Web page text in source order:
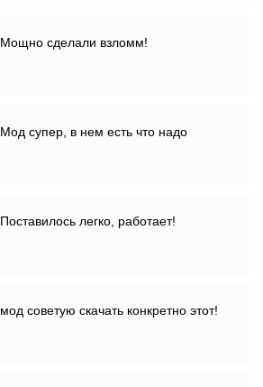
Мощно сделали взломм!
Мод супер, в нем есть что надо
Поставилось легко, работает!
мод советую скачать конкретно этот!